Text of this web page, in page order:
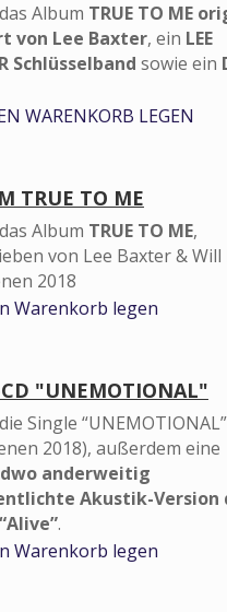
Album TRUE TO ME
von Lee Baxter, ein LEE
Schlüsselband sowie ein
WARENKORB LEGEN
TRUE TO ME
Album TRUE TO ME,
von Lee Baxter & Will
2018
Warenkorb legen
"UNEMOTIONAL"
Single “UNEMOTIONAL”
2018), außerdem eine
anderweitig
Akustik-Version
.
Warenkorb legen